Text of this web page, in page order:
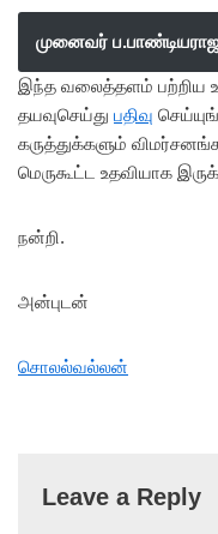
முனைவர்
இந்த வலைத்தளம்
தயவுசெய்து பதிவு
கருத்துக்களும்
மெருகூட்ட உதவியாக
நன்றி.
அன்புடன்
சொலல்வல்லன்
Leave a Reply